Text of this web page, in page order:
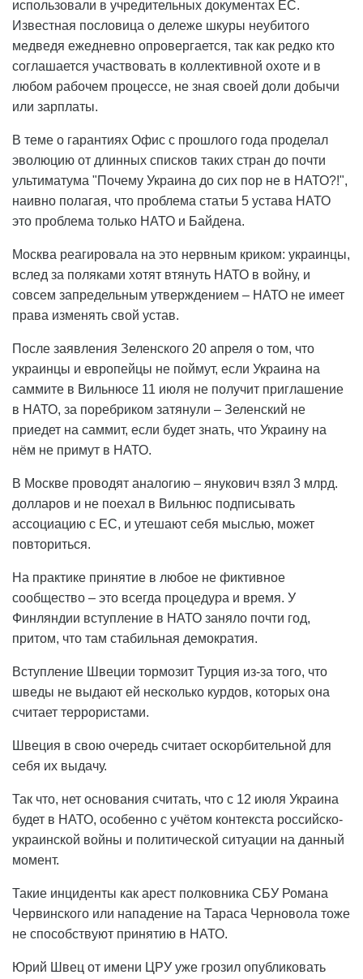
использовали в учредительных документах ЕС.
Известная пословица о дележе шкуры неубитого
медведя ежедневно опровергается, так как редко кто
соглашается участвовать в коллективной охоте и в
любом рабочем процессе, не зная своей доли добычи
или зарплаты.
В теме о гарантиях Офис с прошлого года проделал
эволюцию от длинных списков таких стран до почти
ультиматума "Почему Украина до сих пор не в НАТО?!",
наивно полагая, что проблема статьи 5 устава НАТО
это проблема только НАТО и Байдена.
Москва реагировала на это нервным криком: украинцы,
вслед за поляками хотят втянуть НАТО в войну, и
совсем запредельным утверждением – НАТО не имеет
права изменять свой устав.
После заявления Зеленского 20 апреля о том, что
украинцы и европейцы не поймут, если Украина на
саммите в Вильнюсе 11 июля не получит приглашение
в НАТО, за поребриком затянули – Зеленский не
приедет на саммит, если будет знать, что Украину на
нём не примут в НАТО.
В Москве проводят аналогию – янукович взял 3 млрд.
долларов и не поехал в Вильнюс подписывать
ассоциацию с ЕС, и утешают себя мыслью, может
повториться.
На практике принятие в любое не фиктивное
сообщество – это всегда процедура и время. У
Финляндии вступление в НАТО заняло почти год,
притом, что там стабильная демократия.
Вступление Швеции тормозит Турция из-за того, что
шведы не выдают ей несколько курдов, которых она
считает террористами.
Швеция в свою очередь считает оскорбительной для
себя их выдачу.
Так что, нет основания считать, что с 12 июля Украина
будет в НАТО, особенно с учётом контекста российско-
украинской войны и политической ситуации на данный
момент.
Такие инциденты как арест полковника СБУ Романа
Червинского или нападение на Тараса Черновола тоже
не способствуют принятию в НАТО.
Юрий Швец от имени ЦРУ уже грозил опубликовать